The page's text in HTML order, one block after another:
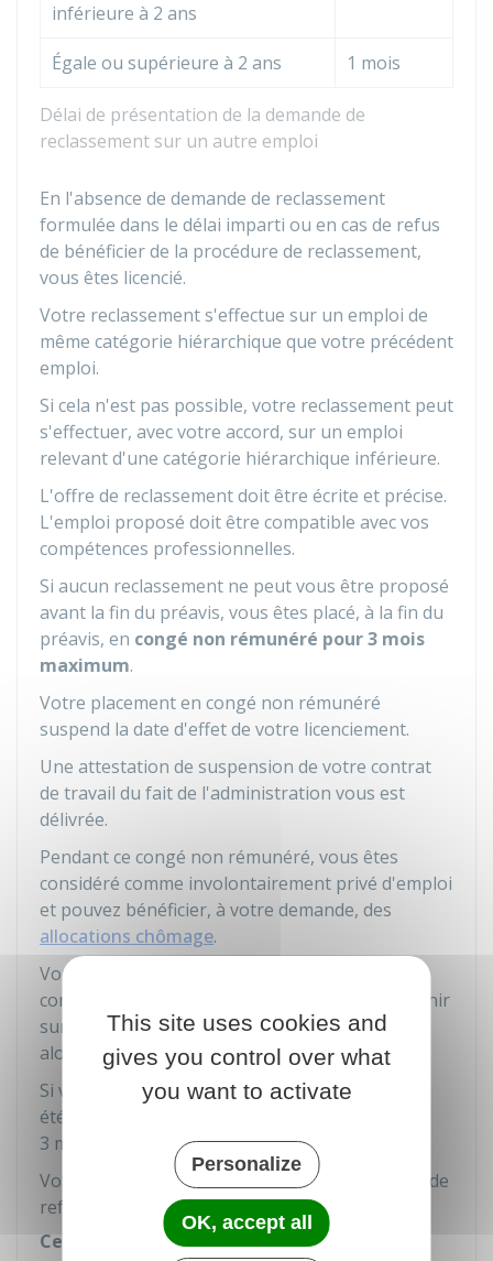
Délai de présentation de la demande de
reclassement sur un autre emploi
inférieure à 2 ans
Égale ou supérieure à 2 ans 1 mois
En l'absence de demande de reclassement
formulée dans le délai imparti ou en cas de refus
de bénéficier de la procédure de reclassement,
vous êtes licencié.
Votre reclassement s'effectue sur un emploi de
même catégorie hiérarchique que votre précédent
emploi.
Si cela n'est pas possible, votre reclassement peut
s'effectuer, avec votre accord, sur un emploi
relevant d'une catégorie hiérarchique inférieure.
L'offre de reclassement doit être écrite et précise.
L'emploi proposé doit être compatible avec vos
compétences professionnelles.
Si aucun reclassement ne peut vous être proposé
avant la fin du préavis, vous êtes placé, à la fin du
préavis, en congé non rémunéré pour 3 mois
maximum.
Votre placement en congé non rémunéré
suspend la date d'effet de votre licenciement.
Une attestation de suspension de votre contrat
de travail du fait de l'administration vous est
délivrée.
Pendant ce congé non rémunéré, vous êtes
considéré comme involontairement privé d'emploi
et pouvez bénéficier, à votre demande, des
allocations chômage.
Vous pouvez à tout moment, au cours de votre
congé non rémunéré de 3 mois maximum, revenir
sur votre demande de reclassement. Vous êtes
alors licencié.
Si votre reclassement est impossible et n'a pas
été effectué à la fin du congé non rémunéré de
3 mois maximum, vous êtes licencié.
Votre licenciement peut aussi intervenir en cas de
refus du poste proposé.
Certificat de fin de contrat
This site uses cookies and
gives you control over what
you want to activate
Personalize
OK, accept all